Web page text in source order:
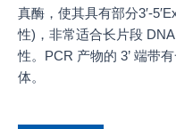
真酶，使其具有部分3′-
性)，非常适合长片段
性。PCR 产物的 3’ 端带
体。